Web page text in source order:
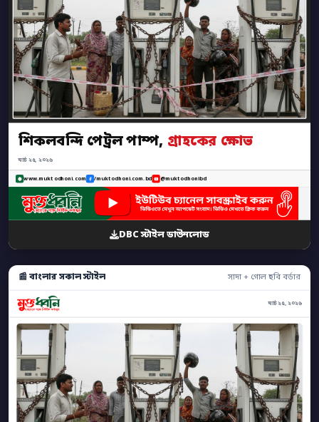
শিকলবন্দি পেট্রল পাম্প, গ্রাহকের ক্ষোভ
মার্চ ২৫, ২০২৬
www.muktodhoni.com /muktodhoni.com.bd @muktodhonibd
DBC স্টাইল ডাউনলোড
📰 বাংলার সকাল স্টাইল সাদা + গোল ছবি বর্ডার
মার্চ ২৫, ২০২৬